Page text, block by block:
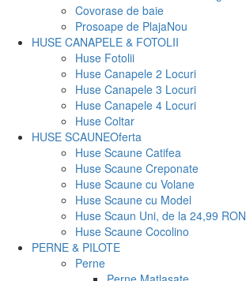
Covorase de baie
Prosoape de PlajaNou
HUSE CANAPELE & FOTOLII
Huse Fotolii
Huse Canapele 2 Locuri
Huse Canapele 3 Locuri
Huse Canapele 4 Locuri
Huse Coltar
HUSE SCAUNEOferta
Huse Scaune Catifea
Huse Scaune Creponate
Huse Scaune cu Volane
Huse Scaune cu Model
Huse Scaun Uni, de la 24,99 RON
Huse Scaune Cocolino
PERNE & PILOTE
Perne